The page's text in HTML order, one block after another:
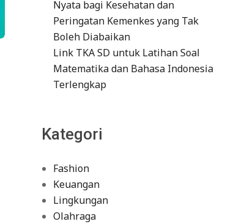
Nyata bagi Kesehatan dan
Peringatan Kemenkes yang Tak
Boleh Diabaikan
Link TKA SD untuk Latihan Soal
Matematika dan Bahasa Indonesia
Terlengkap
Kategori
Fashion
Keuangan
Lingkungan
Olahraga